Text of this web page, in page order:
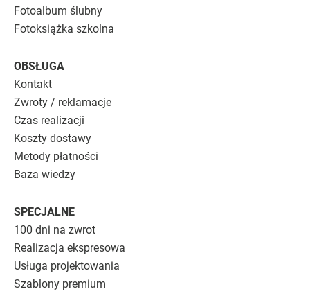
Fotoalbum ślubny
Fotoksiążka szkolna
OBSŁUGA
Kontakt
Zwroty / reklamacje
Czas realizacji
Koszty dostawy
Metody płatności
Baza wiedzy
SPECJALNE
100 dni na zwrot
Realizacja ekspresowa
Usługa projektowania
Szablony premium